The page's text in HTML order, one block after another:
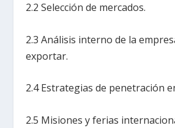
2.2 Selección de mercados.
2.3 Análisis interno de la
exportar.
2.4 Estrategias de penetración
2.5 Misiones y ferias